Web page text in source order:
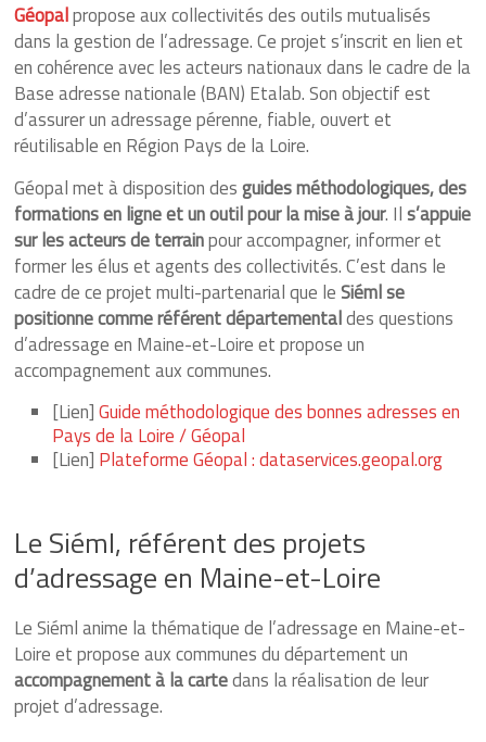
Géopalpropose aux collectivités des outils mutualisés
dans la gestion de l’adressage. Ce projet s’inscrit en lien et
en cohérence avec les acteurs nationaux dans le cadre de la
Base adresse nationale (BAN) Etalab. Son objectif est
d’assurer un adressage pérenne, fiable, ouvert et
réutilisable en Région Pays de la Loire.
Géopal met à disposition desguides méthodologiques, des
formations en ligne et un outil pour la mise à jour. Ils’appuie
sur les acteurs de terrainpour accompagner, informer et
former les élus et agents des collectivités. C’est dans le
cadre de ce projet multi-partenarial que leSiéml se
positionne comme référent départementaldes questions
d’adressage en Maine-et-Loire et propose un
accompagnement aux communes.
[Lien]Guide méthodologique des bonnes adresses en
Pays de la Loire / Géopal
[Lien] Plateforme Géopal : dataservices.geopal.org
Le Siéml, référent des projets
d’adressage en Maine-et-Loire
Le Siéml anime la thématique de l’adressage en Maine-et-
Loire et propose aux communes du département un
accompagnement à la cartedans la réalisation de leur
projet d’adressage.